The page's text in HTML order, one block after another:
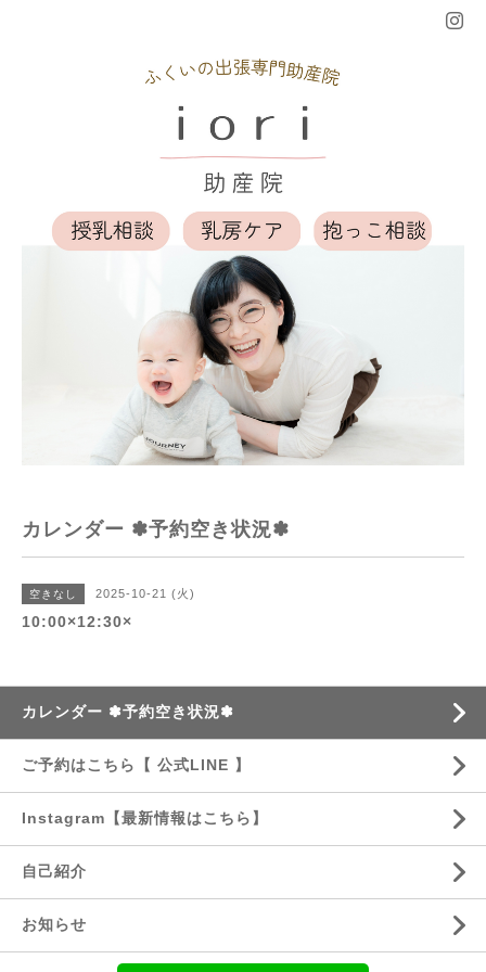
カレンダー ✽予約空き状況✽
空きなし 2025-10-21 (火)
10:00×12:30×
カレンダー ✽予約空き状況✽
ご予約はこちら【 公式LINE 】
Instagram【最新情報はこちら】
自己紹介
お知らせ